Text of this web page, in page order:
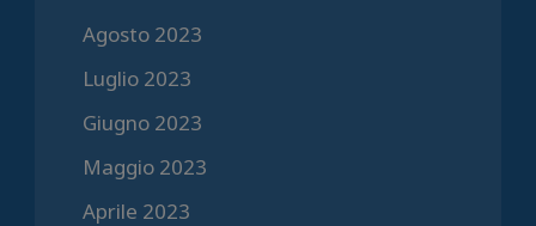
Agosto 2023
Luglio 2023
Giugno 2023
Maggio 2023
Aprile 2023